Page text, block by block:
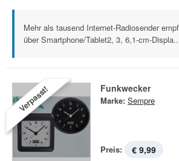
Mehr als tausend Internet-Radiosender
über Smartphone/Tablet2, 3, 6,1-cm-
Verpasst! Funkwecker
Marke: Sempre
Preis: € 9,99